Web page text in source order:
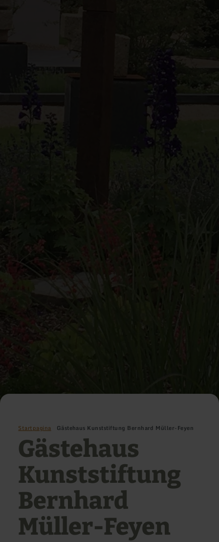
Startpagina Gästehaus Kunststiftung Bernhard Müller-Feyen
Gästehaus
Kunststiftung
Bernhard
Müller-Feyen